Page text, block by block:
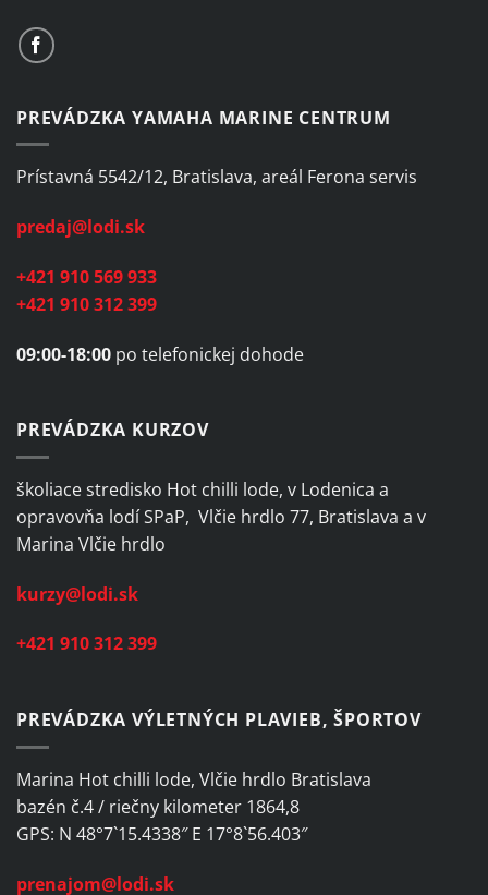
PREVÁDZKA YAMAHA MARINE CENTRUM
Prístavná 5542/12, Bratislava, areál Ferona servis
predaj@lodi.sk
+421 910 569 933
+421 910 312 399
09:00-18:00 po telefonickej dohode
PREVÁDZKA KURZOV
školiace stredisko Hot chilli lode, v Lodenica a
opravovňa lodí SPaP, Vlčie hrdlo 77, Bratislava a v
Marina Vlčie hrdlo
kurzy@lodi.sk
+421 910 312 399
PREVÁDZKA VÝLETNÝCH PLAVIEB, ŠPORTOV
Marina Hot chilli lode, Vlčie hrdlo Bratislava
bazén č.4 / riečny kilometer 1864,8
GPS: N 48°7`15.4338″ E 17°8`56.403″
prenajom@lodi.sk